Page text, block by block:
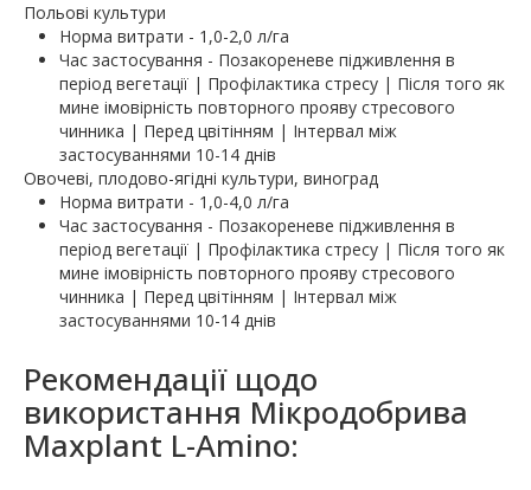
Польові культури
Норма витрати - 1,0-2,0 л/га
Час застосування - Позакореневе підживлення в
період вегетації | Профілактика стресу | Після того як
мине імовірність повторного прояву стресового
чинника | Перед цвітінням | Інтервал між
застосуваннями 10-14 днів
Овочеві, плодово-ягідні культури, виноград
Норма витрати - 1,0-4,0 л/га
Час застосування - Позакореневе підживлення в
період вегетації | Профілактика стресу | Після того як
мине імовірність повторного прояву стресового
чинника | Перед цвітінням | Інтервал між
застосуваннями 10-14 днів
Рекомендації щодо
використання Мікродобрива
Maxplant L-Amino: